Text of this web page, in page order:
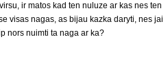
ir matos kad ten nuluze ar kas nes ten
visas nagas, as bijau kazka daryti, nes jai
nors nuimti ta naga ar ka?